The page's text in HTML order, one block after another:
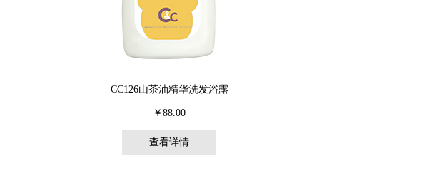
CC126山茶油精华洗发浴露
￥88.00
查看详情